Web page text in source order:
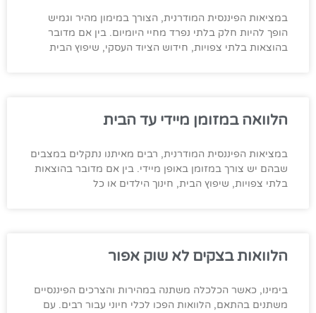
במציאות הפיננסית המודרנית, הצורך במימון מהיר וגמיש
הופך להיות חלק בלתי נפרד מחיי היומיום. בין אם מדובר
בהוצאות בלתי צפויות, חידוש הציוד העסקי, שיפוץ הבית
הלוואה במזומן מיידי עד הבית
במציאות הפיננסית המודרנית, רבים מאיתנו נתקלים במצבים
שבהם יש צורך במזומן באופן מיידי. בין אם מדובר בהוצאות
בלתי צפויות, שיפוץ הבית, חינוך הילדים או כל
הלוואות בצקים לא שוק אפור
בימינו, כאשר הכלכלה משתנה במהירות והצרכים הפיננסיים
משתנים בהתאם, הלוואות הפכו לכלי חיוני עבור רבים. עם